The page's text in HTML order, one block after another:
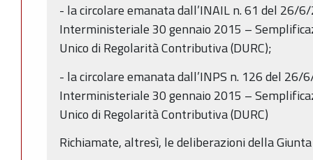
- la circolare emanata dall’INAIL n. 61 del 26/
Interministeriale 30 gennaio 2015 –
Unico di Regolarità Contributiva (DURC);
- la circolare emanata dall’INPS n. 126 del 26/
Interministeriale 30 gennaio 2015 –
Unico di Regolarità Contributiva (DURC)
Richiamate, altresì, le deliberazioni della